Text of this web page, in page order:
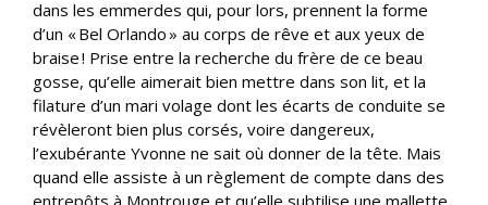
dans les emmerdes qui, pour lors, prennent la forme
d’un « Bel Orlando » au corps de rêve et aux yeux de
braise ! Prise entre la recherche du frère de ce beau
gosse, qu’elle aimerait bien mettre dans son lit, et la
filature d’un mari volage dont les écarts de conduite se
révèleront bien plus corsés, voire dangereux,
l’exubérante Yvonne ne sait où donner de la tête. Mais
quand elle assiste à un règlement de compte dans des